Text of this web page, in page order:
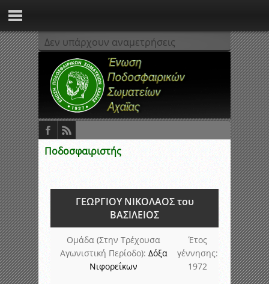
Δεν υπάρχουν αναμετρήσεις
Ποδοσφαιριστής
ΓΕΩΡΓΙΟΥ ΝΙΚΟΛΑΟΣ του
ΒΑΣΙΛΕΙΟΣ
Ομάδα (Στην Τρέχουσα
Αγωνιστική Περίοδο): Δόξα
Νιφορεΐκων
Έτος
γέννησης:
1972